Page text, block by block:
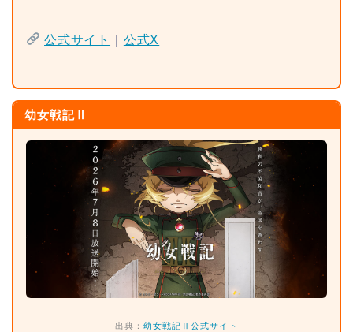
公式サイト 公式X
幼女戦記Ⅱ
出典： 幼女戦記Ⅱ公式サイト